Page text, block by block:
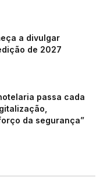
a divulgar
de 2027
passa cada
da segurança”